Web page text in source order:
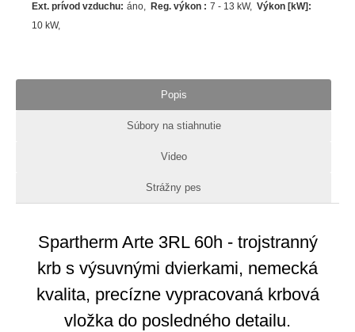
Ext. prívod vzduchu: áno Reg. výkon : 7 - 13 kW Výkon [kW] :
10 kW
Popis
Súbory na stiahnutie
Video
Strážny pes
Spartherm Arte 3RL 60h - trojstranný
krb s výsuvnými dvierkami, nemecká
kvalita, precízne vypracovaná krbová
vložka do posledného detailu.